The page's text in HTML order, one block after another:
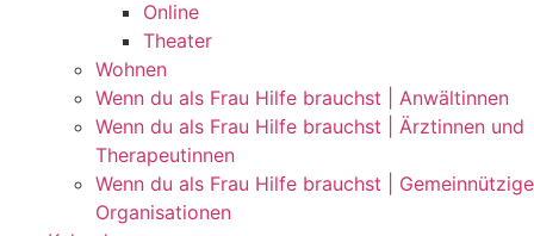
Online
Theater
Wohnen
Wenn du als Frau Hilfe brauchst | Anwältinnen
Wenn du als Frau Hilfe brauchst | Ärztinnen und
Therapeutinnen
Wenn du als Frau Hilfe brauchst | Gemeinnützige
Organisationen